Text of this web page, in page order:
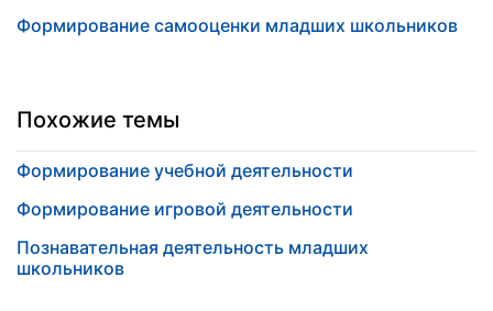
Формирование самооценки младших школьников
Похожие темы
Формирование учебной деятельности
Формирование игровой деятельности
Познавательная деятельность младших
школьников